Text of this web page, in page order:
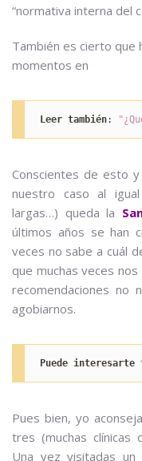
“normativa interna del
También es cierto que
momentos en
Leer también:
Conscientes de esto
nuestro caso al
largas…) queda la
últimos años se han
veces no sabe a cuál
que muchas veces
recomendaciones no
agobiarnos.
Puede interesarte
Pues bien, yo
tres (muchas clínicas
Una vez visitadas